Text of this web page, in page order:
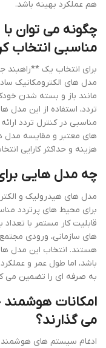
هم عملکرد بهینه باشد.
چگونه می توان
مناسبی انتخاب
برای انتخاب یک **راهبند
مدل های الکترومکانیک
مانند باز و بسته شدن
تردد، استفاده از این مدل
مناسبی در کنترل تردد
های معتبر و مقایسه مدل
هزینه و حداکثر کارایی
چه مدل هایی
مدل های هیدرولیک و
برای محیط های پرتردد
قابلیت کار مستمر با تعداد
های سازمانی، ورودی
هستند. انتخاب این مدل
باشد، اما طول عمر و
به صرفه ای را تضمین می
امکانات هوشمند
می گذارند؟